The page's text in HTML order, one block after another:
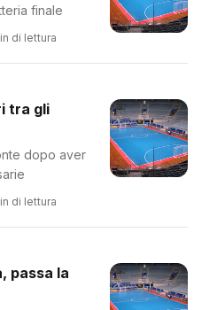
finale
di lettura
tra gli
dopo aver
di lettura
passa la